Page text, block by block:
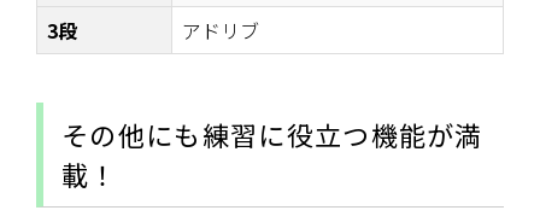
3段
アドリブ
その他にも練習に役立つ機能が満
載！